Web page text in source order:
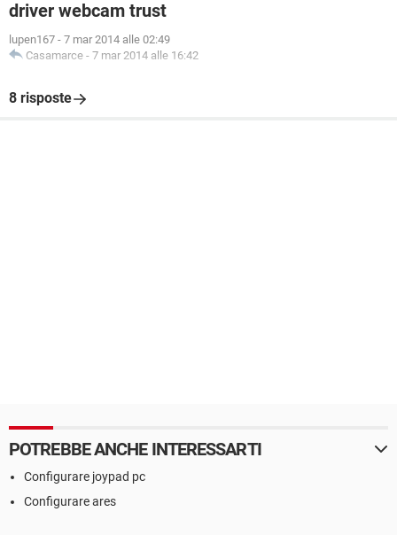
driver webcam trust
lupen167 - 7 mar 2014 alle 02:49
Casamarce - 7 mar 2014 alle 16:42
8 risposte
POTREBBE ANCHE INTERESSARTI
Configurare joypad pc
Configurare ares